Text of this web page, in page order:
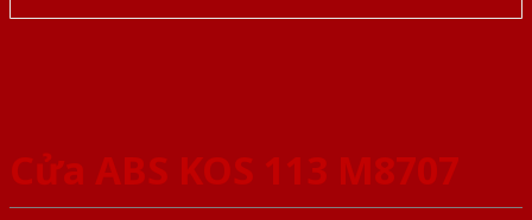
Cửa ABS KOS 113 M8707